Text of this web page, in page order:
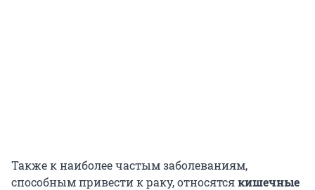
Также к наиболее частым заболеваниям,
способным привести к раку, относятсякишечные